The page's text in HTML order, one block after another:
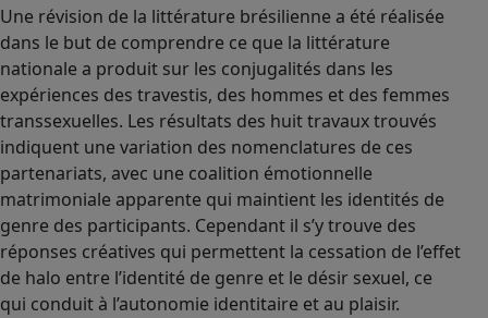
Une révision de la littérature brésilienne a été réalisée
dans le but de comprendre ce que la littérature
nationale a produit sur les conjugalités dans les
expériences des travestis, des hommes et des femmes
transsexuelles. Les résultats des huit travaux trouvés
indiquent une variation des nomenclatures de ces
partenariats, avec une coalition émotionnelle
matrimoniale apparente qui maintient les identités de
genre des participants. Cependant il s’y trouve des
réponses créatives qui permettent la cessation de l’effet
de halo entre l’identité de genre et le désir sexuel, ce
qui conduit à l’autonomie identitaire et au plaisir.